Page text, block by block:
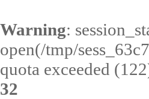
Warning:
open(/tmp/
quota exceeded
32